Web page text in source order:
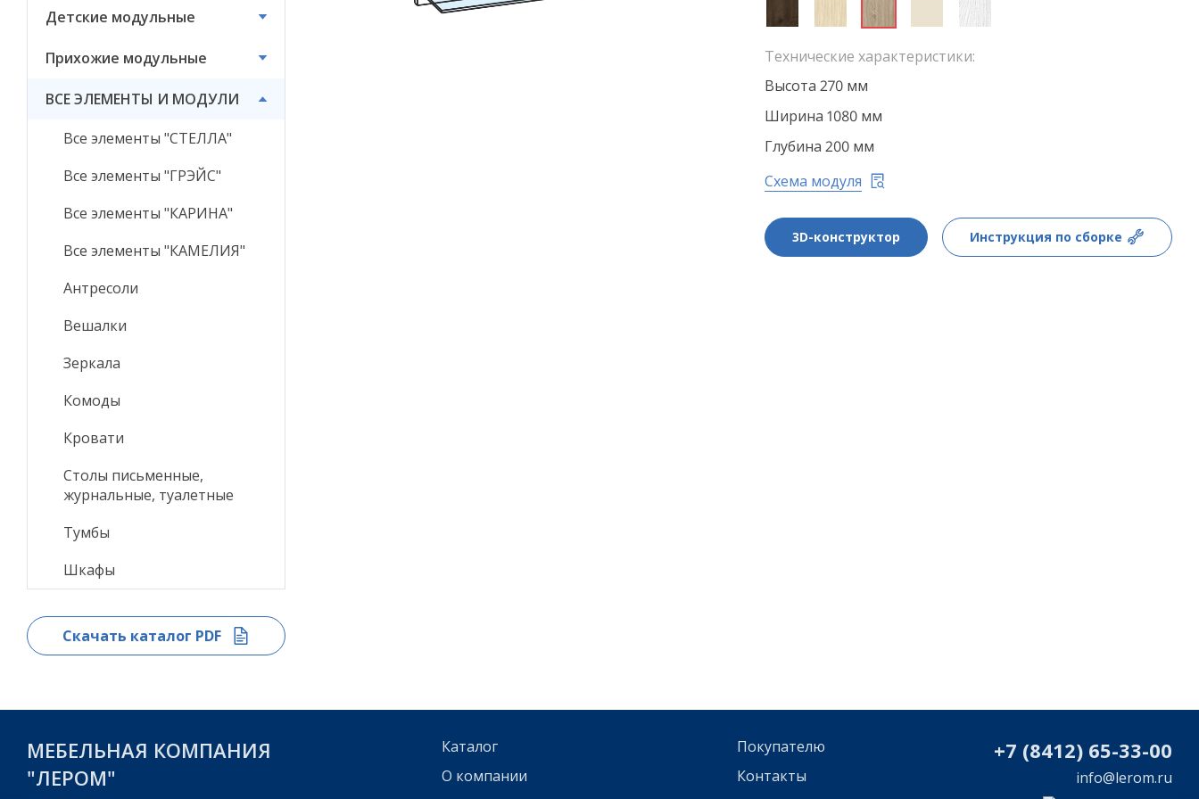
ВСЕ ЭЛЕМЕНТЫ И
МОДУЛИ
Детские модульные
Прихожие модульные
ВСЕ ЭЛЕМЕНТЫ И МОДУЛИ
Все элементы "СТЕЛЛА"
Все элементы "ГРЭЙС"
Все элементы "КАРИНА"
Все элементы "КАМЕЛИЯ"
Антресоли
Вешалки
Зеркала
Комоды
Кровати
Столы письменные,
журнальные, туалетные
Тумбы
Шкафы
Скачать каталог PDF
Технические характеристики:
Высота 270 мм
Ширина 1080 мм
Глубина 200 мм
Схема модуля
3D-конструктор Инструкция по сборке
МЕБЕЛЬНАЯ КОМПАНИЯ
"ЛЕРОМ"
Каталог
О компании
Покупателю
Контакты
+7 (8412) 65-33-00
info@lerom.ru